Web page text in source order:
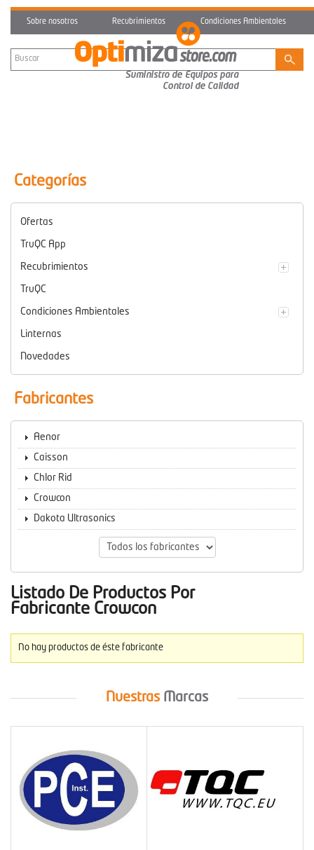
Sobre nosotros Recubrimientos Condiciones Ambientales
Categorías
Ofertas
TruQC App
Recubrimientos
TruQC
Condiciones Ambientales
Linternas
Novedades
Fabricantes
Aenor
Caisson
Chlor Rid
Crowcon
Dakota Ultrasonics
Listado De Productos Por
Fabricante Crowcon
No hay productos de éste fabricante
Nuestras Marcas